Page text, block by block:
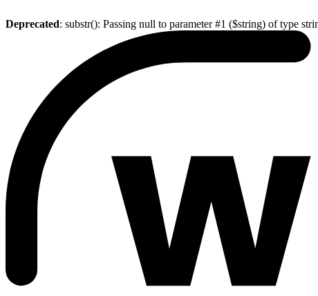
Deprecated: substr(): Passing null to parameter #1 ($string) of type